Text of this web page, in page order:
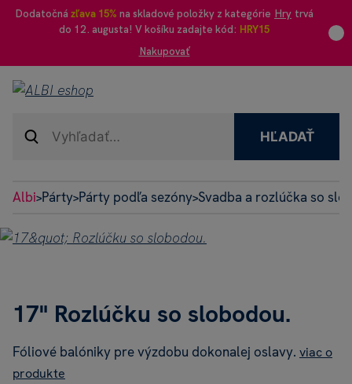
Dodatočná zľava 15% na skladové položky z kategórie Hry trvá
do 12. augusta! V košíku zadajte kód: HRY15
Nakupovať
HĽADAŤ
Albi>Párty>Párty podľa sezóny>Svadba a rozlúčka so
17" Rozlúčku so slobodou.
Fóliové balóniky pre výzdobu dokonalej oslavy. viac o
produkte